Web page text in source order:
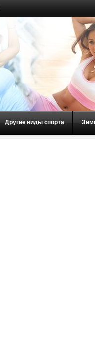
Другие виды спорта